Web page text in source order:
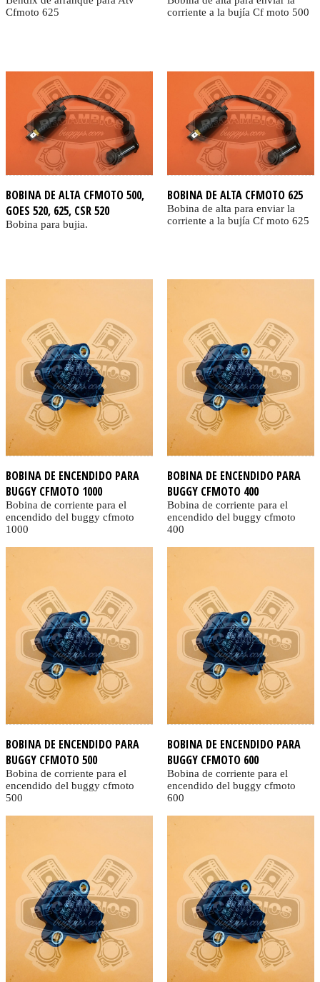
Cfmoto 625
corriente a la bujía Cf moto 500
BOBINA DE ALTA CFMOTO 500,
GOES 520, 625, CSR 520
Bobina para bujia.
BOBINA DE ALTA CFMOTO 625
Bobina de alta para enviar la
corriente a la bujía Cf moto 625
BOBINA DE ENCENDIDO PARA
BUGGY CFMOTO 1000
Bobina de corriente para el
encendido del buggy cfmoto
1000
BOBINA DE ENCENDIDO PARA
BUGGY CFMOTO 400
Bobina de corriente para el
encendido del buggy cfmoto
400
BOBINA DE ENCENDIDO PARA
BUGGY CFMOTO 500
Bobina de corriente para el
encendido del buggy cfmoto
500
BOBINA DE ENCENDIDO PARA
BUGGY CFMOTO 600
Bobina de corriente para el
encendido del buggy cfmoto
600